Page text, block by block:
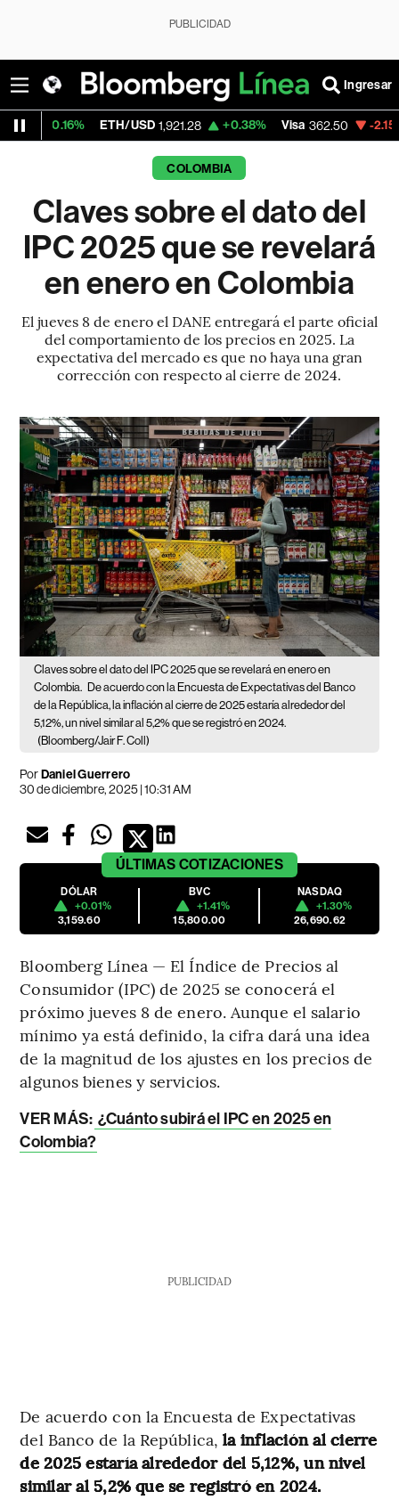
PUBLICIDAD
Ingresar
ETH/USD 1,921.28 +0.38% Visa 362.50 -2.15%
COLOMBIA
Claves sobre el dato del
IPC 2025 que se revelará
en enero en Colombia
El jueves 8 de enero el DANE entregará el parte oficial
del comportamiento de los precios en 2025. La
expectativa del mercado es que no haya una gran
corrección con respecto al cierre de 2024.
Claves sobre el dato del IPC 2025 que se revelará en enero en
Colombia. De acuerdo con la Encuesta de Expectativas del Banco
de la República, la inflación al cierre de 2025 estaría alrededor del
5,12%, un nivel similar al 5,2% que se registró en 2024.
(Bloomberg/Jair F. Coll)
PorDaniel Guerrero
30 de diciembre, 2025 | 10:31 AM
ÚLTIMAS COTIZACIONES
DÓLAR
+0.01%
3,159.60
BVC
+1.41%
15,800.00
NASDAQ
+1.30%
26,690.62
Bloomberg Línea — El Índice de Precios al
Consumidor (IPC) de 2025 se conocerá el
próximo jueves 8 de enero. Aunque el salario
mínimo ya está definido, la cifra dará una idea
de la magnitud de los ajustes en los precios de
algunos bienes y servicios.
VER MÁS: ¿Cuánto subirá el IPC en 2025 en
Colombia?
PUBLICIDAD
De acuerdo con la Encuesta de Expectativas
del Banco de la República, la inflación al cierre
de 2025 estaría alrededor del 5,12%, un nivel
similar al 5,2% que se registró en 2024.